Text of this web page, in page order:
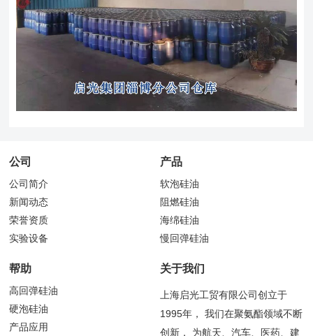
公司
公司简介
新闻动态
荣誉资质
实验设备
产品
软泡硅油
阻燃硅油
海绵硅油
慢回弹硅油
帮助
高回弹硅油
硬泡硅油
产品应用
关于我们
上海启光工贸有限公司创立于
1995年， 我们在聚氨酯领域不断
创新， 为航天、汽车、医药、建